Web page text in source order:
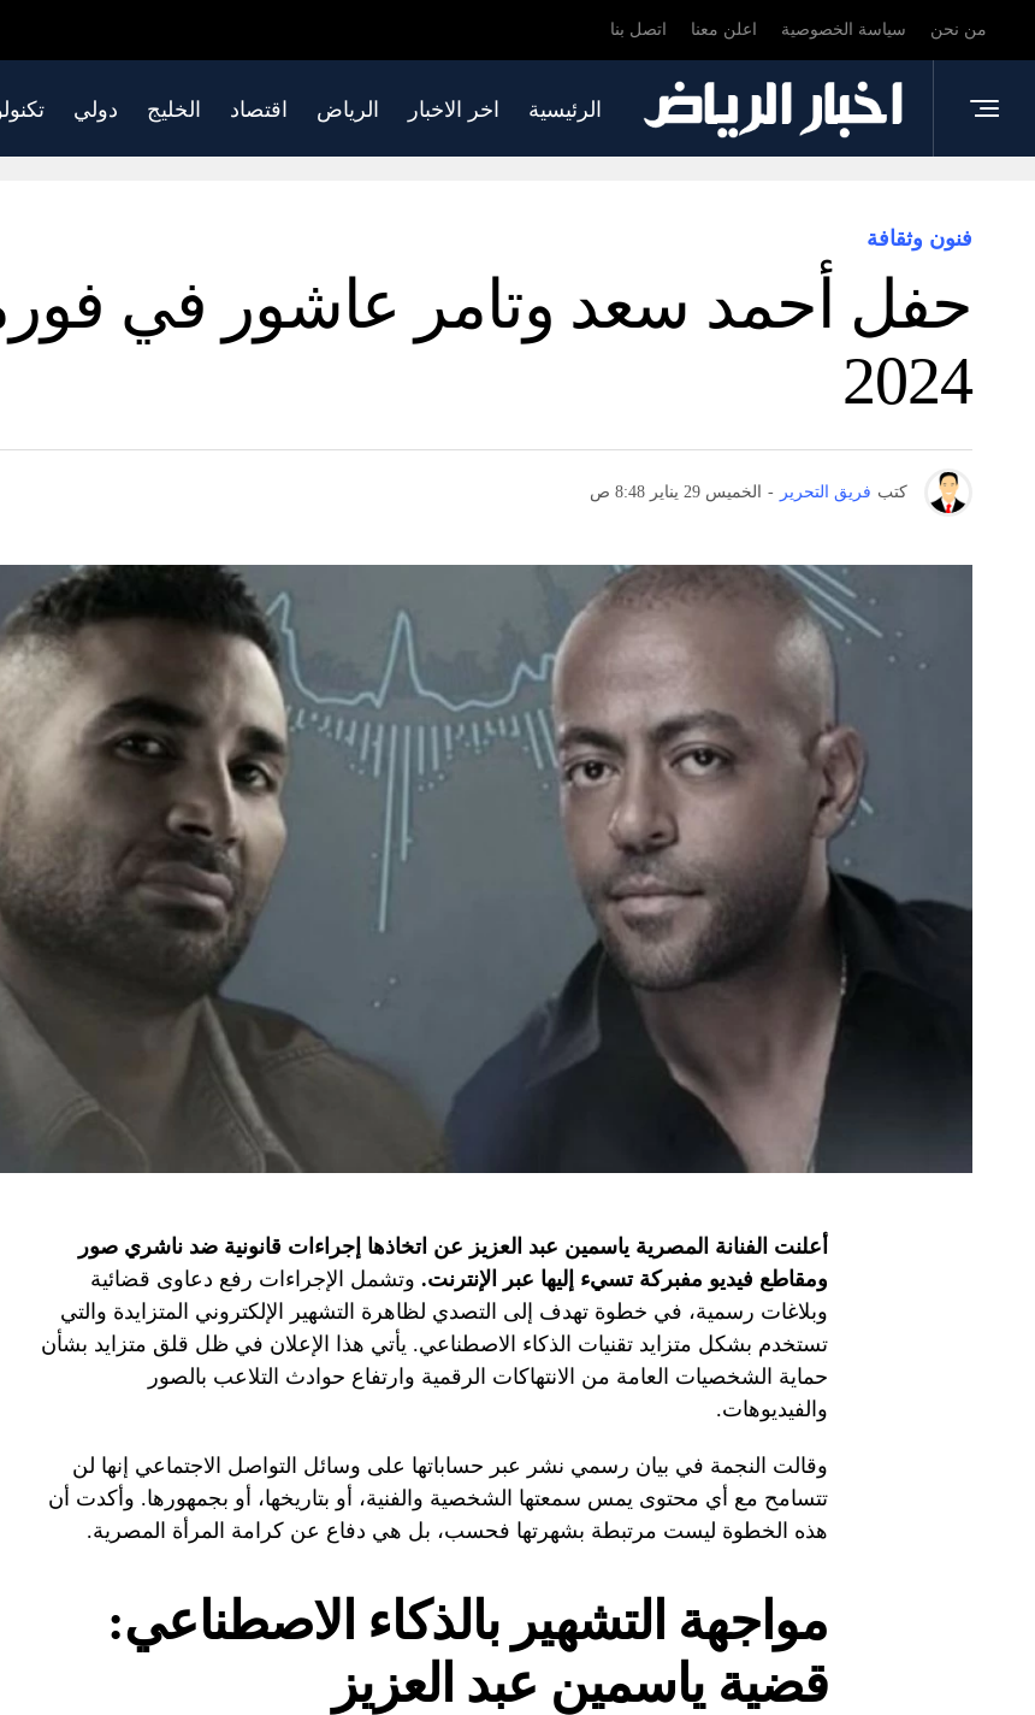
من نحن سياسة الخصوصية اعلن معنا اتصل بنا
الرئيسية اخر الاخبار الرياض اقتصاد الخليج دولي
فنون وثقافة
حفل أحمد سعد وتامر عاشور في
2024
كتب فريق التحرير - الخميس 29 يناير 8:48 ص
أعلنت الفنانة المصرية ياسمين عبد العزيز عن اتخاذها إجراءات قانونية ضد ناشري صور
ومقاطع فيديو مفبركة تسيء إليها عبر الإنترنت. وتشمل الإجراءات رفع دعاوى قضائية
وبلاغات رسمية، في خطوة تهدف إلى التصدي لظاهرة التشهير الإلكتروني المتزايدة والتي
تستخدم بشكل متزايد تقنيات الذكاء الاصطناعي. يأتي هذا الإعلان في ظل قلق متزايد بشأن
حماية الشخصيات العامة من الانتهاكات الرقمية وارتفاع حوادث التلاعب بالصور
والفيديوهات.
وقالت النجمة في بيان رسمي نشر عبر حساباتها على وسائل التواصل الاجتماعي إنها لن
تتسامح مع أي محتوى يمس سمعتها الشخصية والفنية، أو بتاريخها، أو بجمهورها. وأكدت أن
هذه الخطوة ليست مرتبطة بشهرتها فحسب، بل هي دفاع عن كرامة المرأة المصرية.
مواجهة التشهير بالذكاء الاصطناعي:
قضية ياسمين عبد العزيز